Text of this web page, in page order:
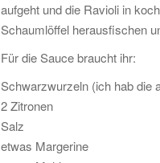
aufgeht und die Ravioli in
Schaumlöffel herausfischen
Für die Sauce braucht ihr:
Schwarzwurzeln (ich hab die
2 Zitronen
Salz
etwas Margerine